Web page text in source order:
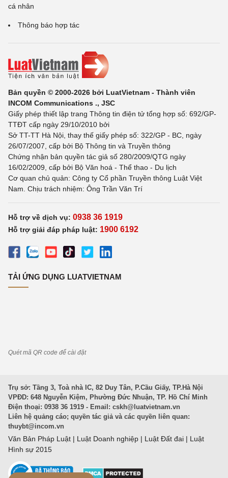
cá nhân
Thông báo hợp tác
Bản quyền © 2000-2026 bởi LuatVietnam - Thành viên
INCOM Communications ., JSC
Giấy phép thiết lập trang Thông tin điện tử tổng hợp số: 692/GP-
TTĐT cấp ngày 29/10/2010 bởi
Sở TT-TT Hà Nội, thay thế giấy phép số: 322/GP - BC, ngày
26/07/2007, cấp bởi Bộ Thông tin và Truyền thông
Chứng nhận bản quyền tác giả số 280/2009/QTG ngày
16/02/2009, cấp bởi Bộ Văn hoá - Thể thao - Du lịch
Cơ quan chủ quản: Công ty Cổ phần Truyền thông Luật Việt
Nam. Chịu trách nhiệm: Ông Trần Văn Trí
Hỗ trợ về dịch vụ: 0938 36 1919
Hỗ trợ giải đáp pháp luật: 1900 6192
TẢI ỨNG DỤNG LUATVIETNAM
Quét mã QR code để cài đặt
Trụ sở: Tầng 3, Toà nhà IC, 82 Duy Tân, P.Cầu Giấy, TP.Hà Nội
VPĐD: 648 Nguyễn Kiệm, Phường Đức Nhuận, TP. Hồ Chí Minh
Điện thoại: 0938 36 1919 - Email: cskh@luatvietnam.vn
Liên hệ quảng cáo; quyền tác giả và các quyền liên quan:
thuybt@incom.vn
Văn Bản Pháp Luật | Luật Doanh nghiệp | Luật Đất đai | Luật
Hình sự 2015